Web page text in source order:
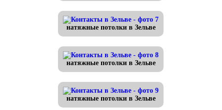
натяжные потолки в Зельве
натяжные потолки в Зельве
натяжные потолки в Зельве